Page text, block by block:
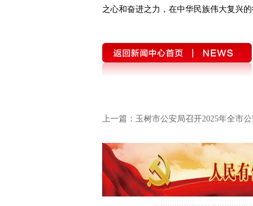
之心和奋进之力，在中华民族伟大复兴的
上一篇： 玉树市公安局召开2025年全市